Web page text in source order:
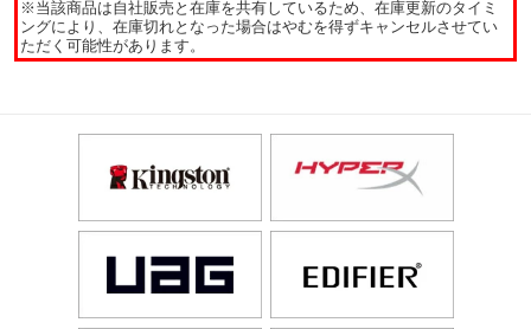
※当該商品は自社販売と在庫を共有しているため、在庫更新のタイミ
ングにより、在庫切れとなった場合はやむを得ずキャンセルさせてい
ただく可能性があります。